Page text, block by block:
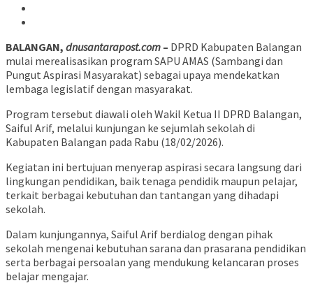
BALANGAN, dnusantarapost.com – DPRD Kabupaten Balangan
mulai merealisasikan program SAPU AMAS (Sambangi dan
Pungut Aspirasi Masyarakat) sebagai upaya mendekatkan
lembaga legislatif dengan masyarakat.
Program tersebut diawali oleh Wakil Ketua II DPRD Balangan,
Saiful Arif, melalui kunjungan ke sejumlah sekolah di
Kabupaten Balangan pada Rabu (18/02/2026).
Kegiatan ini bertujuan menyerap aspirasi secara langsung dari
lingkungan pendidikan, baik tenaga pendidik maupun pelajar,
terkait berbagai kebutuhan dan tantangan yang dihadapi
sekolah.
Dalam kunjungannya, Saiful Arif berdialog dengan pihak
sekolah mengenai kebutuhan sarana dan prasarana pendidikan
serta berbagai persoalan yang mendukung kelancaran proses
belajar mengajar.